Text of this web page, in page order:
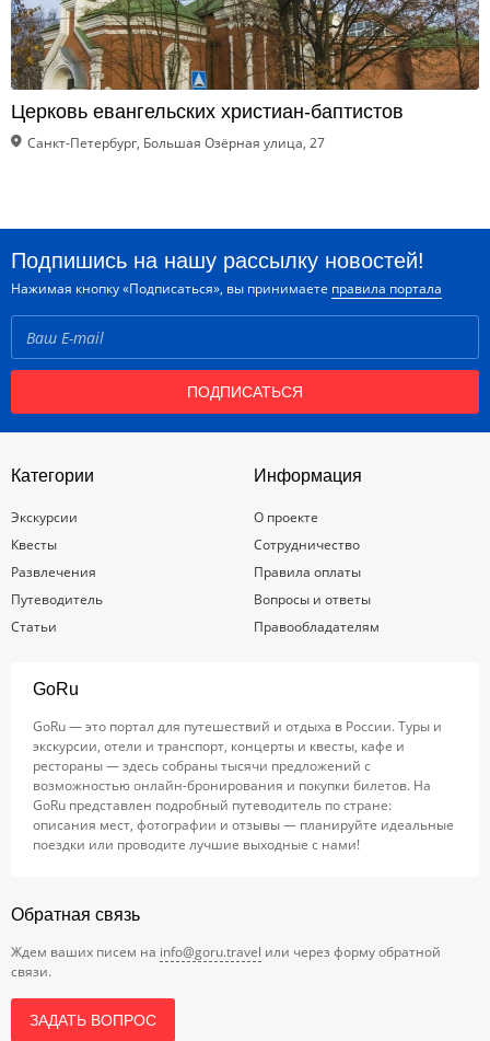
Церковь евангельских христиан-баптистов
Санкт-Петербург, Большая Озёрная улица, 27
Подпишись на нашу рассылку новостей!
Нажимая кнопку «Подписаться», вы принимаете правила портала
ПОДПИСАТЬСЯ
Категории
Экскурсии
Квесты
Развлечения
Путеводитель
Статьи
Информация
О проекте
Сотрудничество
Правила оплаты
Вопросы и ответы
Правообладателям
GoRu
GoRu — это портал для путешествий и отдыха в России. Туры и
экскурсии, отели и транспорт, концерты и квесты, кафе и
рестораны — здесь собраны тысячи предложений с
возможностью онлайн-бронирования и покупки билетов. На
GoRu представлен подробный путеводитель по стране:
описания мест, фотографии и отзывы — планируйте идеальные
поездки или проводите лучшие выходные с нами!
Обратная связь
Ждем ваших писем на info@goru.travel или через форму обратной
связи.
ЗАДАТЬ ВОПРОС